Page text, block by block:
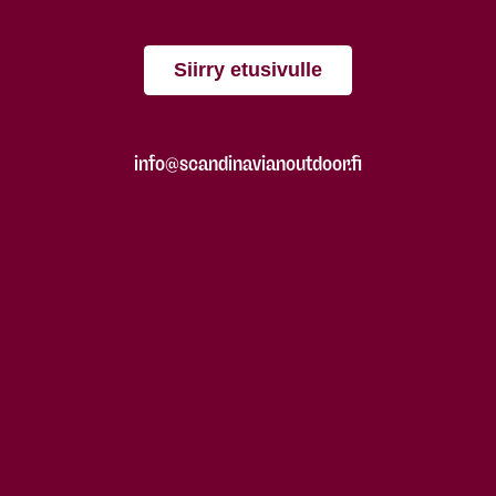
Siirry etusivulle
info@scandinavianoutdoor.fi